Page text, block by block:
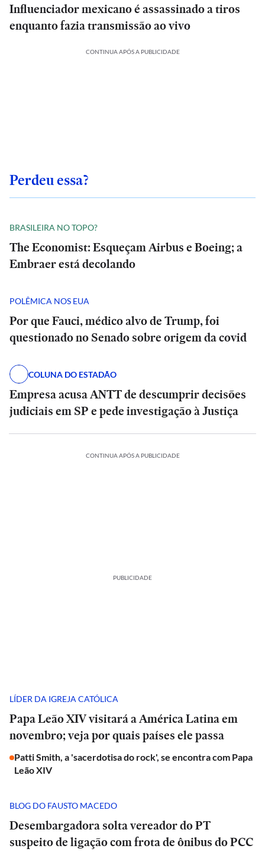
Influenciador mexicano é assassinado a tiros
enquanto fazia transmissão ao vivo
CONTINUA APÓS A PUBLICIDADE
Perdeu essa?
BRASILEIRA NO TOPO?
The Economist: Esqueçam Airbus e Boeing; a
Embraer está decolando
POLÊMICA NOS EUA
Por que Fauci, médico alvo de Trump, foi
questionado no Senado sobre origem da covid
COLUNA DO ESTADÃO
Empresa acusa ANTT de descumprir decisões
judiciais em SP e pede investigação à Justiça
CONTINUA APÓS A PUBLICIDADE
PUBLICIDADE
LÍDER DA IGREJA CATÓLICA
Papa Leão XIV visitará a América Latina em
novembro; veja por quais países ele passa
Patti Smith, a 'sacerdotisa do rock', se encontra com Papa
Leão XIV
BLOG DO FAUSTO MACEDO
Desembargadora solta vereador do PT
suspeito de ligação com frota de ônibus do PCC